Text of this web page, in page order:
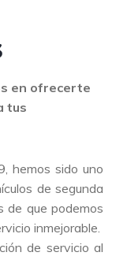
en ofrecerte
tus
hemos sido uno
de segunda
de que podemos
inmejorable.
de servicio al